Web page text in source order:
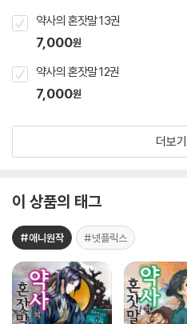
약사의 혼잣말 13권
7,000원
약사의 혼잣말 12권
7,000원
더보기
이 상품의 태그
#애니원작 #넷플릭스